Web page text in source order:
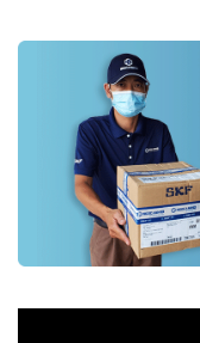
SKF với đầy đủ chứng
Liên hệ đặt hàng:
Đại lý ủy quyền
Hotline: 0961